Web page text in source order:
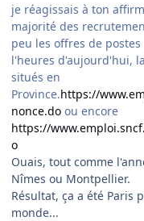
je réagissais à ton
majorité des
peu les offres de
l'heures d'aujourd'hui,
situés en
Province.https://
nonce.do ou encore
https://
o
Ouais, tout comme
Nîmes ou Montpellier.
Résultat, ça a été Paris
monde...